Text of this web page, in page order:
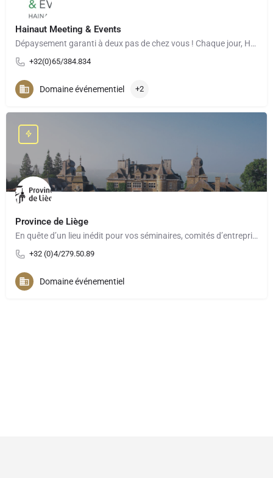
Hainaut Meeting & Events
Dépaysement garanti à deux pas de chez vous ! Chaque jour, Hainaut Meetings & Events, le convention…
+32(0)65/384.834
Domaine événementiel +2
Province de Liège
En quête d’un lieu inédit pour vos séminaires, comités d’entreprise, teambuilding ou événements à moins de 2h…
+32 (0)4/279.50.89
Domaine événementiel